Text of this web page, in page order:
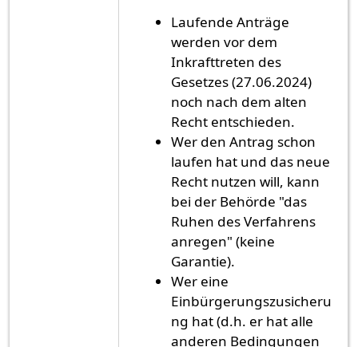
Laufende Anträge
werden vor dem
Inkrafttreten des
Gesetzes (27.06.2024)
noch nach dem alten
Recht entschieden.
Wer den Antrag schon
laufen hat und das neue
Recht nutzen will, kann
bei der Behörde "das
Ruhen des Verfahrens
anregen" (keine
Garantie).
Wer eine
Einbürgerungszusicheru
ng hat (d.h. er hat alle
anderen Bedingungen